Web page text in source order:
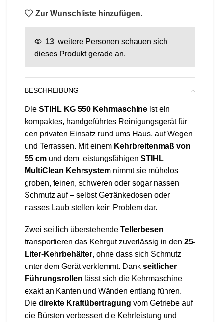
Zur Wunschliste hinzufügen.
13 weitere Personen schauen sich
dieses Produkt gerade an.
BESCHREIBUNG
Die STIHL KG 550 Kehrmaschine ist ein
kompaktes, handgeführtes Reinigungsgerät für
den privaten Einsatz rund ums Haus, auf Wegen
und Terrassen. Mit einem Kehrbreitenmaß von
55 cm und dem leistungsfähigen STIHL
MultiClean Kehrsystem nimmt sie mühelos
groben, feinen, schweren oder sogar nassen
Schmutz auf – selbst Getränkedosen oder
nasses Laub stellen kein Problem dar.
Zwei seitlich überstehende Tellerbesen
transportieren das Kehrgut zuverlässig in den 25-
Liter-Kehrbehälter, ohne dass sich Schmutz
unter dem Gerät verklemmt. Dank seitlicher
Führungsrollen lässt sich die Kehrmaschine
exakt an Kanten und Wänden entlang führen.
Die direkte Kraftübertragung vom Getriebe auf
die Bürsten verbessert die Kehrleistung und